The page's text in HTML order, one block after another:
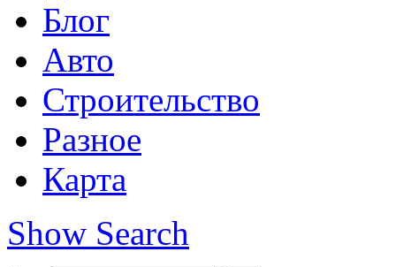
Блог
Авто
Строительство
Разное
Карта
Show Search